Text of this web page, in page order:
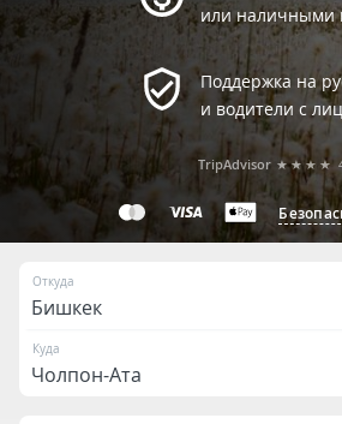
или наличными
Поддержка на
и водители с
TripAdvisor ★★★★
Откуда
Куда